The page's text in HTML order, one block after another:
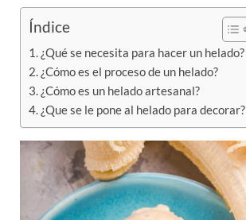
Índice
¿Qué se necesita para hacer un helado?
¿Cómo es el proceso de un helado?
¿Cómo es un helado artesanal?
¿Que se le pone al helado para decorar?